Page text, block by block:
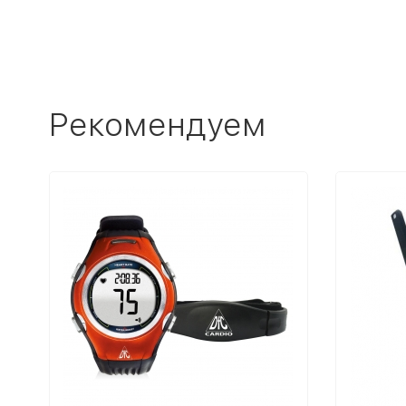
Рекомендуем